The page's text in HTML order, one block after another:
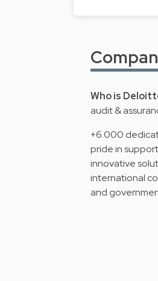
Who is
audit &
+6.000
pride in
innovative
international
and